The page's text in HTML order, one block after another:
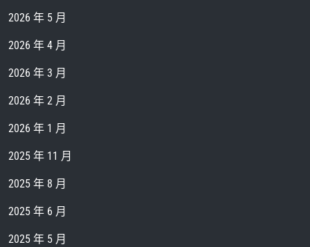
2026 年 5 月
2026 年 4 月
2026 年 3 月
2026 年 2 月
2026 年 1 月
2025 年 11 月
2025 年 8 月
2025 年 6 月
2025 年 5 月